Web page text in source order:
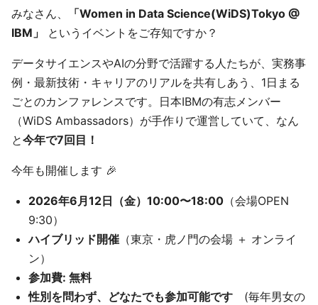
みなさん、
「Women in Data Science(WiDS)Tokyo @
IBM」
というイベントをご存知ですか？
データサイエンスやAIの分野で活躍する人たちが、実務事
例・最新技術・キャリアのリアルを共有しあう、1日まる
ごとのカンファレンスです。日本IBMの有志メンバー
（WiDS Ambassadors）が手作りで運営していて、なん
と今年で7回目！
今年も開催します 🎉
2026年6月12日（金）10:00〜18:00 （会場OPEN
9:30）
ハイブリッド開催 （東京・虎ノ門の会場 ＋ オンライ
ン）
参加費: 無料
性別を問わず、どなたでも参加可能です (毎年男女の